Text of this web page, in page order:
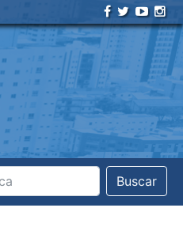
Buscar